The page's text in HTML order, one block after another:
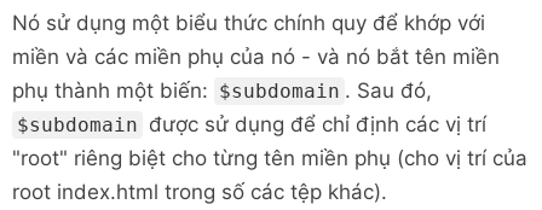
include /etc/letsencrypt/options-
# managed by Certbot
ssl_dhparam /etc/letsencrypt/ssl-
managed by Certbot
add_header Strict-Transport-
age=31536000; includeSubDomains"
server_name
Nó sử dụng một biểu thức chính quy để khớp với
miền và các miền phụ của nó - và nó bắt tên miền
phụ thành một biến: $subdomain . Sau đó,
$subdomain được sử dụng để chỉ định các vị trí
"root" riêng biệt cho từng tên miền phụ (cho vị trí của
root index.html trong số các tệp khác).